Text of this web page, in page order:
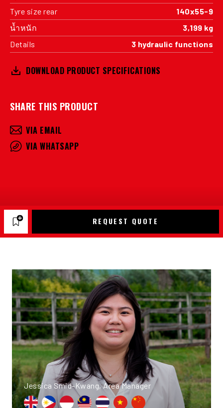
Tyre size rear
140x55-9
น้ำหนัก
3,199 kg
Details
3 hydraulic functions
DOWNLOAD PRODUCT SPECIFICATIONS
SHARE THIS PRODUCT
VIA EMAIL
VIA WHATSAPP
REQUEST QUOTE
Jessica Smid-Kwang, Area Manager